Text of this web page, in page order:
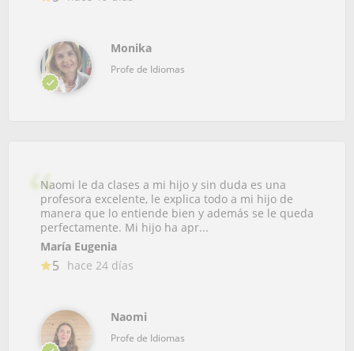
Monika
Profe de Idiomas
Naomi le da clases a mi hijo y sin duda es una
profesora excelente, le explica todo a mi hijo de
manera que lo entiende bien y además se le queda
perfectamente. Mi hijo ha apr...
María Eugenia
5 hace 24 días
Naomi
Profe de Idiomas